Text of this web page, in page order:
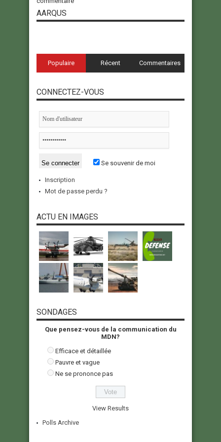
AARQUS
Populaire Récent Commentaires
CONNECTEZ-VOUS
Se souvenir de moi
Inscription
Mot de passe perdu ?
ACTU EN IMAGES
SONDAGES
Que pensez-vous de la communication du
MDN?
Efficace et détaillée
Pauvre et vague
Ne se prononce pas
View Results
Polls Archive